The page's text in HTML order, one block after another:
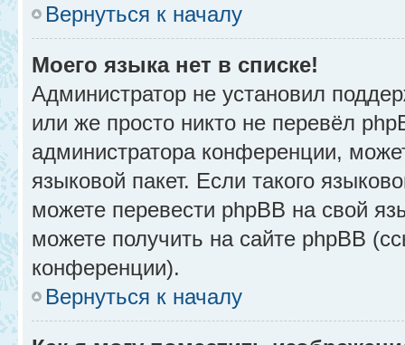
Вернуться к началу
Моего языка нет в списке!
Администратор не установил
или же просто никто не перевёл
администратора конференции,
языковой пакет. Если такого
можете перевести phpBB на свой
можете получить на сайте phpBB
конференции).
Вернуться к началу